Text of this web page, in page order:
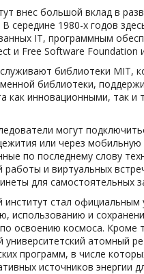
внес большой вклад в
середине 1980-х годов
IT, программным
и Free Software Foundation
библиотеки MIT,
библиотеки,
как инновационными, так и
могут
или через мобильную
по последнему слову
и виртуальных
для самостоятельных
институт стал официальным
использованию и
освоению космоса. Кроме
атомный
программ, в числе
источников энергии